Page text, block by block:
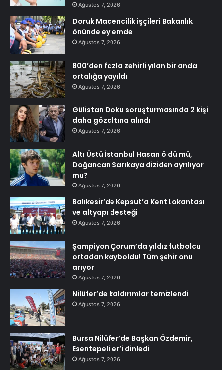
Ağustos 7, 2026
Doruk Madencilik işçileri Bakanlık
önünde eylemde
Ağustos 7, 2026
800’den fazla zehirli yılan bir anda
ortalığa yayıldı
Ağustos 7, 2026
Gülistan Doku soruşturmasında 2 kişi
daha gözaltına alındı
Ağustos 7, 2026
Altı Üstü İstanbul Hasan öldü mü,
Doğancan Sarıkaya diziden ayrılıyor
mu?
Ağustos 7, 2026
Balıkesir’de Kepsut’a Kent Lokantası
ve altyapı desteği
Ağustos 7, 2026
Şampiyon Çorum’da yıldız futbolcu
ortadan kayboldu! Tüm şehir onu
arıyor
Ağustos 7, 2026
Nilüfer’de kaldırımlar temizlendi
Ağustos 7, 2026
Bursa Nilüfer’de Başkan Özdemir,
Esentepeliler’i dinledi
Ağustos 7, 2026